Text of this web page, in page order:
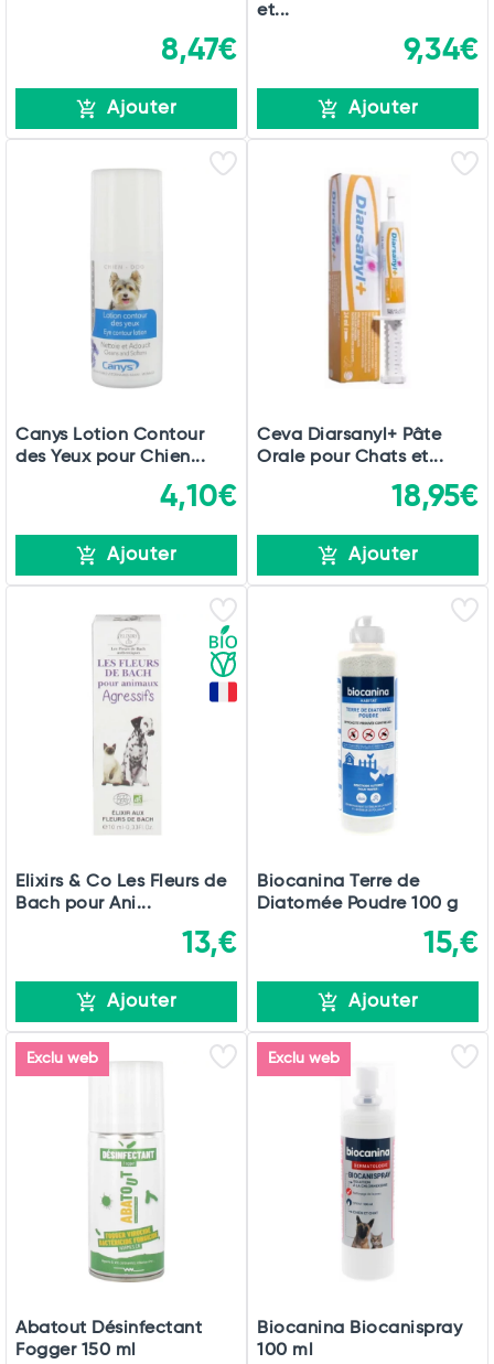
8,47€
Ajouter
et...
9,34€
Ajouter
Canys Lotion Contour
des Yeux pour Chien...
4,10€
Ajouter
Ceva Diarsanyl+ Pâte
Orale pour Chats et...
18,95€
Ajouter
Elixirs & Co Les Fleurs de
Bach pour Ani...
13,€
Ajouter
Biocanina Terre de
Diatomée Poudre 100 g
15,€
Ajouter
Exclu web
Abatout Désinfectant
Fogger 150 ml
Exclu web
Biocanina Biocanispray
100 ml